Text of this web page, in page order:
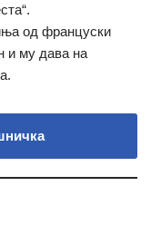
од француски
и му дава на